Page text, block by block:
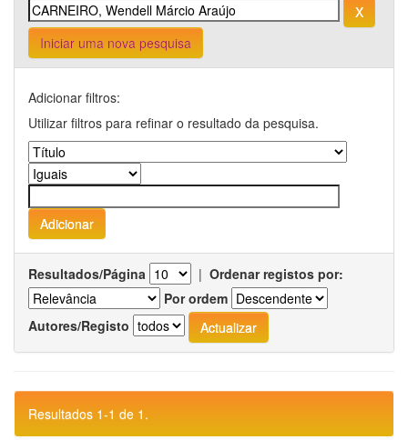
Iniciar uma nova pesquisa
Adicionar filtros:
Utilizar filtros para refinar o resultado da pesquisa.
Resultados/Página | Ordenar registos por:
Por ordem
Autores/Registo
Resultados 1-1 de 1.